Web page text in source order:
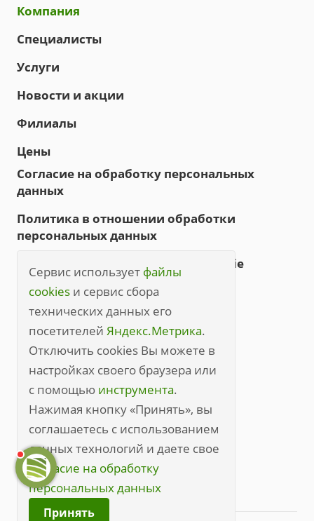
Сервис использует файлы
cookies и сервис сбора
технических данных его
посетителей Яндекс.Метрика.
Отключить cookies Вы можете в
настройках своего браузера или
с помощью инструмента.
Нажимая кнопку «Принять», вы
соглашаетесь с использованием
данных технологий и даете свое
согласие на обработку
персональных данных
Принять
Компания
Специалисты
Услуги
Новости и акции
Филиалы
Цены
Согласие на обработку персональных
данных
Политика в отношении обработки
персональных данных
Политика обработки файлов cookie
Правила посещения
Правила посещения (полные)
+7 (3842) 49-20-70
kem@medline.pro
650000, г. Кемерово, ул. Кирова, 45